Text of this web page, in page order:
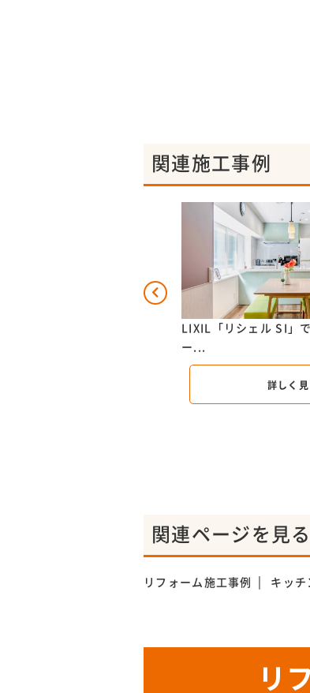
関連施工事例
LIXIL「リシェル SI」
ー...
詳しく見
関連ページを見る
リフォーム施工事例 キッチ
リ